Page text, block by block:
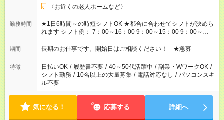
〈お近くの老人ホームなど〉
勤務時間
★1日6時間～の時短シフトOK ★都合に合わせてシフトが決めら
れます シフト例： 7：00～16：00 9：00～15：00 9：00～
18：00 11：00～20：00 など ※Wワークの場合、他のお仕事と
合わせ週40時間超の就業はご案内できません ※法令に基づき、
派遣法（日雇い派遣の原則禁止）により、短時間・短期間の就
業はご案内が難しい場合があります
期間 長期のお仕事です。開始日はご相談ください！ ★急募
特徴 日払いOK / 履歴書不要 / 40～50代活躍中 / 副業・WワークOK /
シフト勤務 / 10名以上の大量募集 / 電話対応なし / パソコンスキ
ル不要
気になる！ 応募する 詳細へ